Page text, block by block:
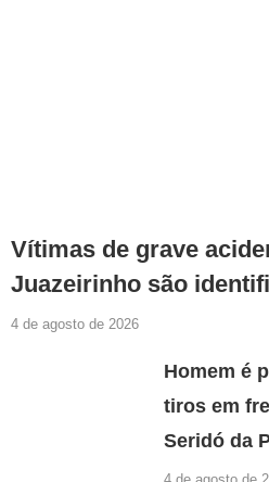
Vítimas de grave
Juazeirinho são
4 de agosto de 2026
Homem é
tiros em
Seridó da